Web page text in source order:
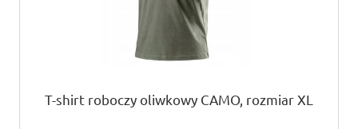
T-shirt roboczy oliwkowy CAMO, rozmiar XL